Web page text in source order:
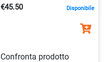
€45.50 Disponibile
Confronta prodotto